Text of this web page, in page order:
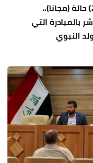
فحص وعلاج وعمليات قسطرة لـ(215) حالة (مجانا)..
بالمبادرة التي
النبوي